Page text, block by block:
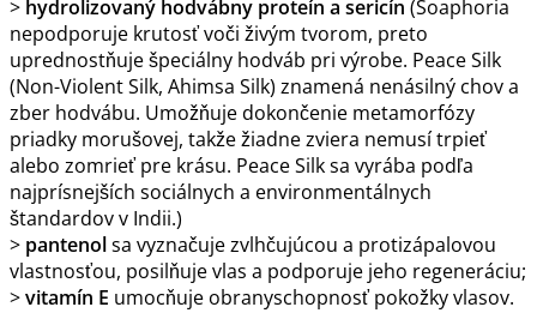
> hydrolizovaný hodvábny proteín a sericín (Soaphoria
nepodporuje krutosť voči živým tvorom, preto
uprednostňuje špeciálny hodváb pri výrobe. Peace Silk
(Non-Violent Silk, Ahimsa Silk) znamená nenásilný chov a
zber hodvábu. Umožňuje dokončenie metamorfózy
priadky morušovej, takže žiadne zviera nemusí trpieť
alebo zomrieť pre krásu. Peace Silk sa vyrába podľa
najprísnejších sociálnych a environmentálnych
štandardov v Indii.)
> pantenolsa vyznačuje zvlhčujúcou a protizápalovou
vlastnosťou, posilňuje vlas a podporuje jeho regeneráciu;
>vitamín E umocňuje obranyschopnosť pokožky vlasov.